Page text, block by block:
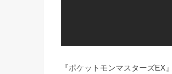
『ポケットモンマスターズEX